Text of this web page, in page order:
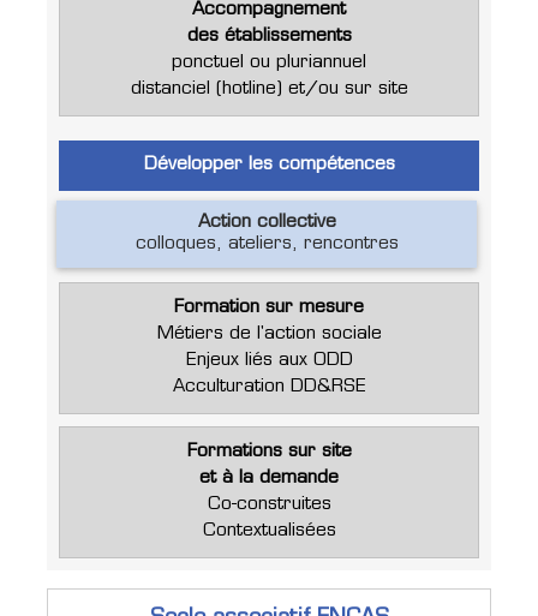
Accompagnement
des établissements
ponctuel ou pluriannuel
distanciel (hotline) et/ou sur site
Développer les compétences
Action collective
colloques, ateliers, rencontres
Formation sur mesure
Métiers de l'action sociale
Enjeux liés aux ODD
Acculturation DD&RSE
Formations sur site
et à la demande
Co-construites
Contextualisées